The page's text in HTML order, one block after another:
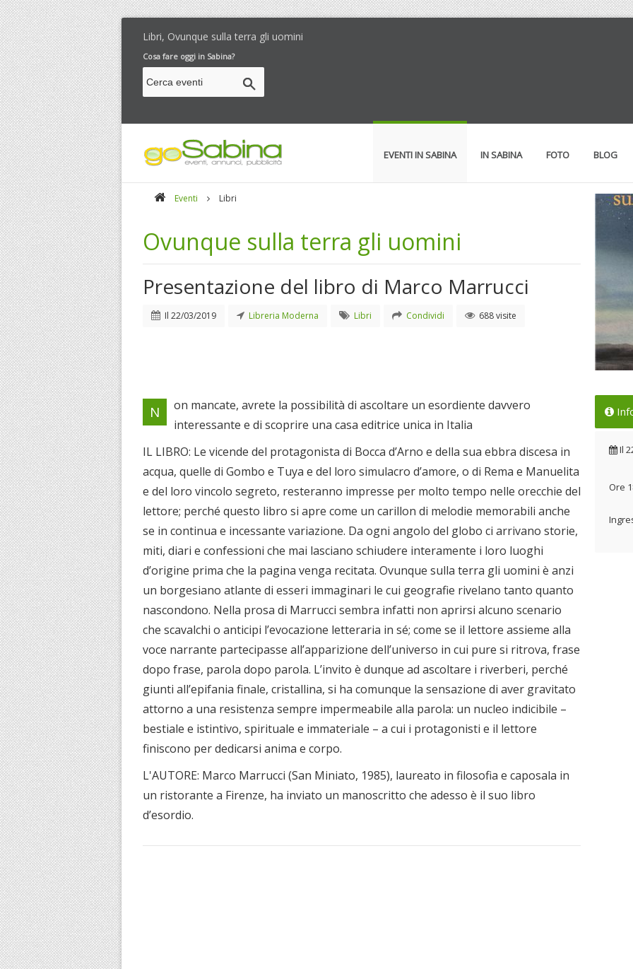
Libri, Ovunque sulla terra gli uomini
Cosa fare oggi in Sabina?
EVENTI IN SABINA IN SABINA FOTO BLOG
Eventi Libri
Ovunque sulla terra gli uomini
Presentazione del libro di Marco Marrucci
Il 22/03/2019 Libreria Moderna Libri Condividi 688 visite
Il
N
on mancate, avrete la possibilità di ascoltare un esordiente davvero
interessante e di scoprire una casa editrice unica in Italia
IL LIBRO: Le vicende del protagonista di Bocca d’Arno e della sua ebbra discesa in
acqua, quelle di Gombo e Tuya e del loro simulacro d’amore, o di Rema e Manuelita
e del loro vincolo segreto, resteranno impresse per molto tempo nelle orecchie del
lettore; perché questo libro si apre come un carillon di melodie memorabili anche
se in continua e incessante variazione. Da ogni angolo del globo ci arrivano storie,
miti, diari e confessioni che mai lasciano schiudere interamente i loro luoghi
d’origine prima che la pagina venga recitata. Ovunque sulla terra gli uomini è anzi
un borgesiano atlante di esseri immaginari le cui geografie rivelano tanto quanto
nascondono. Nella prosa di Marrucci sembra infatti non aprirsi alcuno scenario
che scavalchi o anticipi l’evocazione letteraria in sé; come se il lettore assieme alla
voce narrante partecipasse all’apparizione dell’universo in cui pure si ritrova, frase
dopo frase, parola dopo parola. L’invito è dunque ad ascoltare i riverberi, perché
giunti all’epifania finale, cristallina, si ha comunque la sensazione di aver gravitato
attorno a una resistenza sempre impermeabile alla parola: un nucleo indicibile –
bestiale e istintivo, spirituale e immateriale – a cui i protagonisti e il lettore
finiscono per dedicarsi anima e corpo.
L'AUTORE: Marco Marrucci (San Miniato, 1985), laureato in filosofia e caposala in
un ristorante a Firenze, ha inviato un manoscritto che adesso è il suo libro
d’esordio.
Il
Ore